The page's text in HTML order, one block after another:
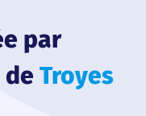
par
deTroyes